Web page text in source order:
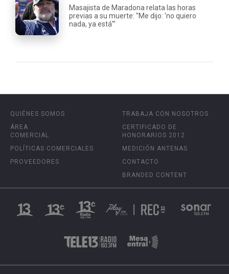
Masajista de Maradona relata las horas
previas a su muerte: "Me dijo: 'no quiero
nada, ya está'"
QUIÉNES SOMOS
ÁREA
COMERCIAL
POLÍTICAS COMERCIALES
PROVEEDORES
TRABAJA CON NOSOTROS
CERTIFICADO DE
HONORARIOS 2012
MEDICIÓN ANTENAS
CONTACTO
BRANDED CONTENT